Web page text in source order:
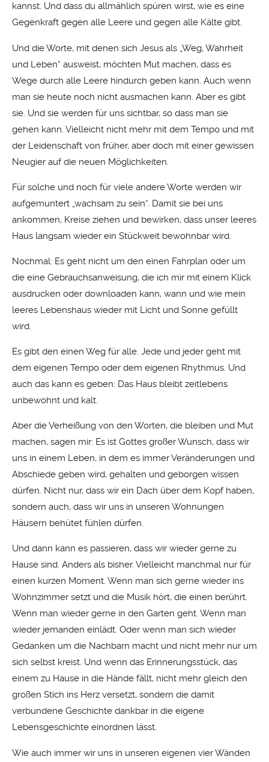
kannst. Und dass du allmählich spüren wirst, wie es eine
Gegenkraft gegen alle Leere und gegen alle Kälte gibt.
Und die Worte, mit denen sich Jesus als „Weg, Wahrheit
und Leben“ ausweist, möchten Mut machen, dass es
Wege durch alle Leere hindurch geben kann. Auch wenn
man sie heute noch nicht ausmachen kann. Aber es gibt
sie. Und sie werden für uns sichtbar, so dass man sie
gehen kann. Vielleicht nicht mehr mit dem Tempo und mit
der Leidenschaft von früher, aber doch mit einer gewissen
Neugier auf die neuen Möglichkeiten.
Für solche und noch für viele andere Worte werden wir
aufgemuntert „wachsam zu sein“. Damit sie bei uns
ankommen, Kreise ziehen und bewirken, dass unser leeres
Haus langsam wieder ein Stückweit bewohnbar wird.
Nochmal: Es geht nicht um den einen Fahrplan oder um
die eine Gebrauchsanweisung, die ich mir mit einem Klick
ausdrucken oder downloaden kann, wann und wie mein
leeres Lebenshaus wieder mit Licht und Sonne gefüllt
wird.
Es gibt den einen Weg für alle. Jede und jeder geht mit
dem eigenen Tempo oder dem eigenen Rhythmus. Und
auch das kann es geben: Das Haus bleibt zeitlebens
unbewohnt und kalt.
Aber die Verheißung von den Worten, die bleiben und Mut
machen, sagen mir: Es ist Gottes großer Wunsch, dass wir
uns in einem Leben, in dem es immer Veränderungen und
Abschiede geben wird, gehalten und geborgen wissen
dürfen. Nicht nur, dass wir ein Dach über dem Kopf haben,
sondern auch, dass wir uns in unseren Wohnungen
Häusern behütet fühlen dürfen.
Und dann kann es passieren, dass wir wieder gerne zu
Hause sind. Anders als bisher. Vielleicht manchmal nur für
einen kurzen Moment. Wenn man sich gerne wieder ins
Wohnzimmer setzt und die Musik hört, die einen berührt.
Wenn man wieder gerne in den Garten geht. Wenn man
wieder jemanden einlädt. Oder wenn man sich wieder
Gedanken um die Nachbarn macht und nicht mehr nur um
sich selbst kreist. Und wenn das Erinnerungsstück, das
einem zu Hause in die Hände fällt, nicht mehr gleich den
großen Stich ins Herz versetzt, sondern die damit
verbundene Geschichte dankbar in die eigene
Lebensgeschichte einordnen lässt.
Wie auch immer wir uns in unseren eigenen vier Wänden